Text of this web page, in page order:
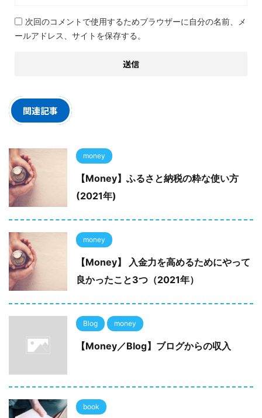
次回のコメントで使用するためブラウザーに自分の名前、メ
ールアドレス、サイトを保存する。
関連記事
money
【Money】ふるさと納税の粋な使い方
(2021年)
money
【Money】 入金力を高めるためにやって
良かったこと3つ（2021年）
Blog money
【Money／Blog】ブログからの収入
book